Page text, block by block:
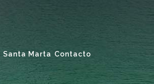
Santa Marta Contacto